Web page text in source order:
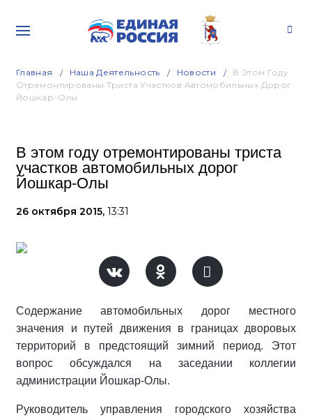
Главная Наша Деятельность Новости
В Этом Году
Отремонтированы Триста Участков Автомобильных Дорог
Йошкар-Олы
В этом году отремонтированы триста
участков автомобильных дорог
Йошкар-Олы
26 октября 2015, 13:31
Содержание автомобильных дорог местного
значения и путей движения в границах дворовых
территорий в предстоящий зимний период. Этот
вопрос обсуждался на заседании коллегии
администрации Йошкар-Олы.
Руководитель управления городского хозяйства